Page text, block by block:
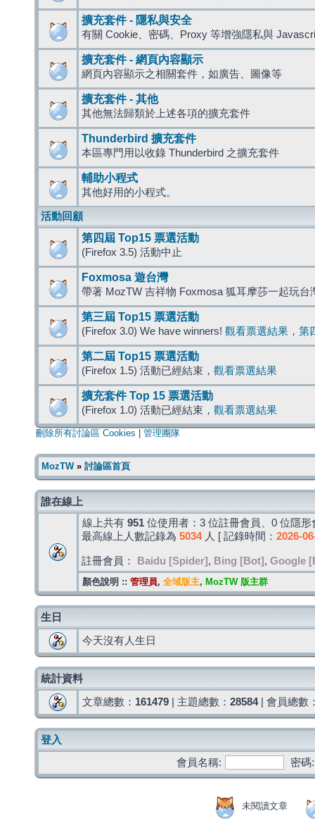
擴充套件 - 隱私與安全
有關 Cookie、密碼、Proxy 等增強隱私與
擴充套件 - 網頁內容顯示
網頁內容顯示之相關套件，如廣告、圖像等
擴充套件 - 其他
其他無法歸類於上述各項的擴充套件
Thunderbird 擴充套件
本區專門用以收錄 Thunderbird 之擴充套件
輔助小程式
其他好用的小程式。
活動回顧
第四屆 Top15 票選活動
(Firefox 3.5) 活動中止
Foxmosa 遊台灣
帶著 MozTW 吉祥物 Foxmosa 狐耳摩莎一起玩台
第三屆 Top15 票選活動
(Firefox 3.0) We have winners! 觀看票選結果 ， 第
第二屆 Top15 票選活動
(Firefox 1.5) 活動已經結束， 觀看票選結果
擴充套件 Top 15 票選活動
(Firefox 1.0) 活動已經結束， 觀看票選結果
刪除所有討論區 Cookies 管理團隊
MozTW» 討論區首頁
誰在線上
線上共有 951 位使用者：3 位註冊會員、0 位隱
最高線上人數記錄為 5034人 [ 記錄時間： 2026-
註冊會員： Baidu [Spider] , Bing [Bot] , Google
顏色說明 :: 管理員, 全域版主, MozTW 版主群
生日
今天沒有人生日
統計資料
文章總數： 161479 | 主題總數： 28584| 會員總數
登入
會員名稱:
密碼:
未閱讀文章